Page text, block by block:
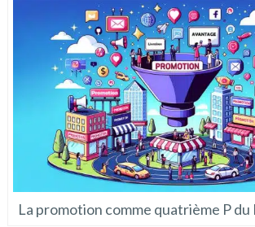
La promotion comme quatrième P